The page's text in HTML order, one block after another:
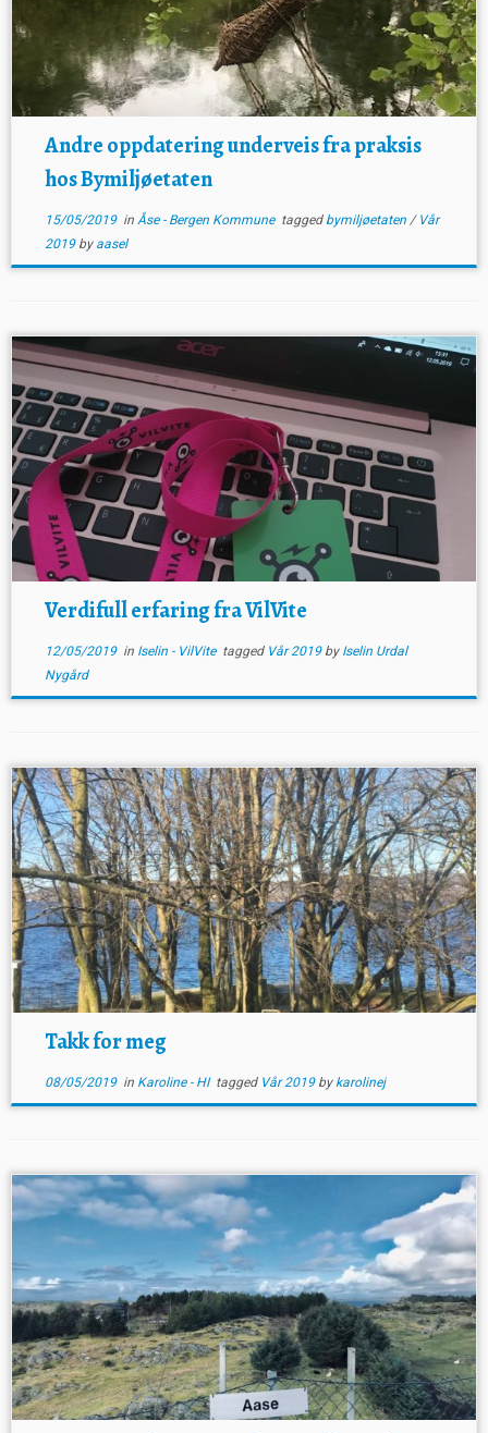
Andre oppdatering underveis fra praksis
hos Bymiljøetaten
15/05/2019in Åse - Bergen Kommune tagged bymiljøetaten / Vår
2019 by aasel
Verdifull erfaring fra VilVite
12/05/2019in Iselin - VilVite tagged Vår 2019 by Iselin Urdal
Nygård
Takk for meg
08/05/2019in Karoline - HI tagged Vår 2019 by karolinej